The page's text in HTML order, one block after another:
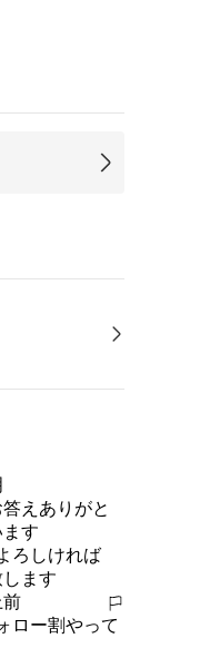
えありがと
ます
ろしければ
ます
ロー割やって